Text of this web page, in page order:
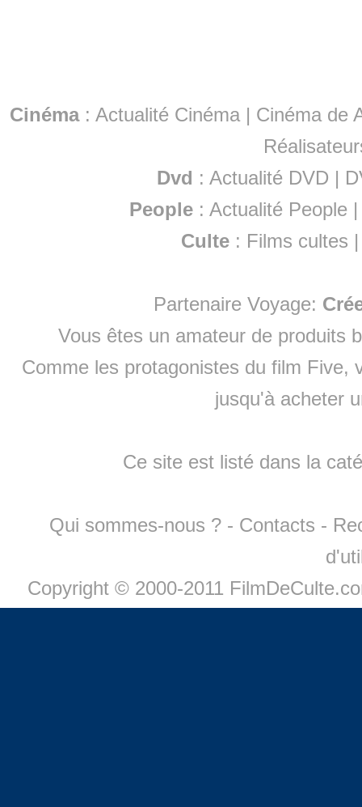
Cinéma: Actualité Cinéma | Cinéma de
Dvd : Actualité DVD |
People :Actualité People
Culte : Films cultes
Partenaire Voyage:
Vous êtes un amateur de produits
Comme les protagonistes du film Five,
jusqu'à acheter
Ce site est listé dans la
Qui sommes-nous ? - Contacts -
Copyright © 2000-2011